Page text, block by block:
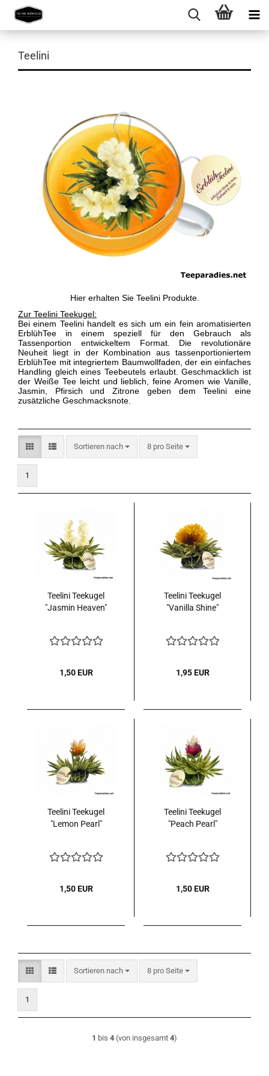
Teelini
Hier erhalten Sie Teelini Produkte.
Zur Teelini Teekugel:
Bei einem Teelini handelt es sich um ein fein aromatisierten
ErblühTee in einem speziell für den Gebrauch als
Tassenportion entwickeltem Format. Die revolutionäre
Neuheit liegt in der Kombination aus tassenportioniertem
ErblühTee mit integriertem Baumwollfaden, der ein einfaches
Handling gleich eines Teebeutels erlaubt. Geschmacklich ist
der Weiße Tee leicht und lieblich, feine Aromen wie Vanille,
Jasmin, Pfirsich und Zitrone geben dem Teelini eine
zusätzliche Geschmacksnote.
Sortieren nach
Sortieren nach 8 pro Seite
pro Seite
1
Teelini Teekugel
"Jasmin Heaven"
1,50 EUR
Teelini Teekugel
"Vanilla Shine"
1,95 EUR
Teelini Teekugel
"Lemon Pearl"
1,50 EUR
Teelini Teekugel
"Peach Pearl"
1,50 EUR
Sortieren nach
Sortieren nach 8 pro Seite
pro Seite
1
1 bis 4 (von insgesamt 4)